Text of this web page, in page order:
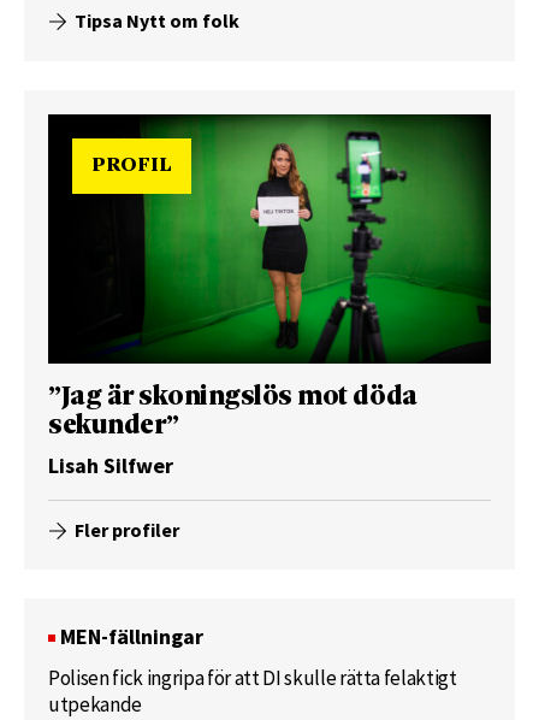
Tipsa Nytt om folk
PROFIL
”Jag är skoningslös mot döda
sekunder”
Lisah Silfwer
Fler profiler
MEN-fällningar
Polisen fick ingripa för att DI skulle rätta felaktigt
utpekande